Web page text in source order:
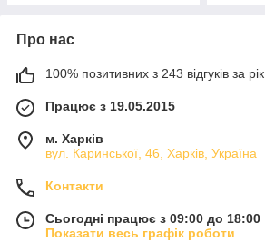
Про нас
100% позитивних з 243 відгуків за рік
Працює з 19.05.2015
м. Харків
вул. Каринської, 46, Харків, Україна
Контакти
Сьогодні працює з 09:00 до 18:00
Показати весь графік роботи